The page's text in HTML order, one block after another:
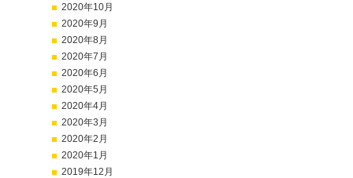
2020年10月
2020年9月
2020年8月
2020年7月
2020年6月
2020年5月
2020年4月
2020年3月
2020年2月
2020年1月
2019年12月